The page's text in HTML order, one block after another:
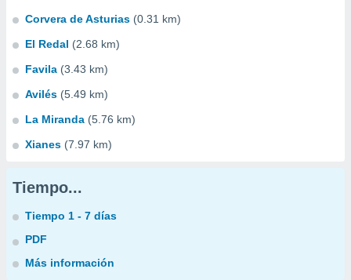
Corvera de Asturias (0.31 km)
El Redal (2.68 km)
Favila (3.43 km)
Avilés (5.49 km)
La Miranda (5.76 km)
Xianes (7.97 km)
Tiempo...
Tiempo 1 - 7 días
PDF
Más información